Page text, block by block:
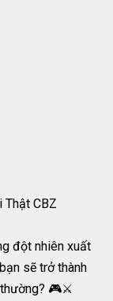
Thật CBZ
đột nhiên xuất
sẽ trở thành
thường? 🎮⚔️